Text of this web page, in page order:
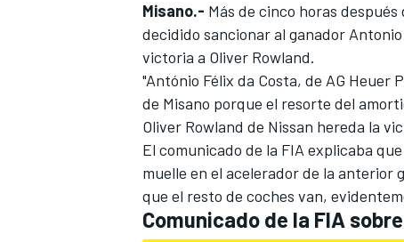
Misano.- Más de cinco horas
decidido sancionar al ganador
victoria a Oliver Rowland.
"António Félix da Costa, de AG Heuer
de Misano porque el resorte del
Oliver Rowland de Nissan hereda la
El comunicado de la FIA explicaba
muelle en el acelerador de la anterior
que el resto de coches van,
Comunicado de la FIA